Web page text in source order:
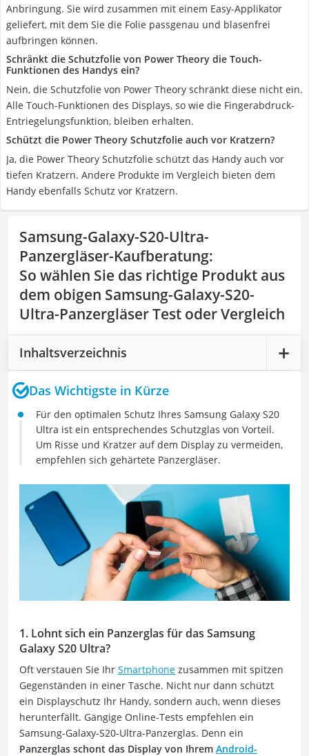
Anbringung. Sie wird zusammen mit einem Easy-Applikator
geliefert, mit dem Sie die Folie passgenau und blasenfrei
aufbringen können.
Schränkt die Schutzfolie von Power Theory die Touch-
Funktionen des Handys ein?
Nein, die Schutzfolie von Power Theory schränkt diese nicht ein.
Alle Touch-Funktionen des Displays, so wie die Fingerabdruck-
Entriegelungsfunktion, bleiben erhalten.
Schützt die Power Theory Schutzfolie auch vor Kratzern?
Ja, die Power Theory Schutzfolie schützt das Handy auch vor
tiefen Kratzern. Andere Produkte im Vergleich bieten dem
Handy ebenfalls Schutz vor Kratzern.
Samsung-Galaxy-S20-Ultra-
Panzergläser-Kaufberatung:
So wählen Sie das richtige Produkt aus
dem obigen Samsung-Galaxy-S20-
Ultra-Panzergläser Test oder Vergleich
Inhaltsverzeichnis
Das Wichtigste in Kürze
Für den optimalen Schutz Ihres Samsung Galaxy S20
Ultra ist ein entsprechendes Schutzglas von Vorteil.
Um Risse und Kratzer auf dem Display zu vermeiden,
empfehlen sich gehärtete Panzergläser.
1. Lohnt sich ein Panzerglas für das Samsung
Galaxy S20 Ultra?
Oft verstauen Sie Ihr Smartphone zusammen mit spitzen
Gegenständen in einer Tasche. Nicht nur dann schützt
ein Displayschutz Ihr Handy, sondern auch, wenn dieses
herunterfällt. Gängige Online-Tests empfehlen ein
Samsung-Galaxy-S20-Ultra-Panzerglas. Denn ein
Panzerglas schont das Display von Ihrem Android-